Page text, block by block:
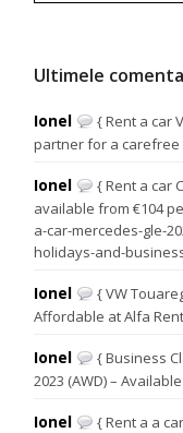
Ultimele
Ionel
{ Rent a car
partner for a carefree
Ionel
{ Rent a car
available from €104
a-car-mercedes-gle-
holidays-and-
Ionel
{ VW
Affordable at Alfa
Ionel
{ Business
2023 (AWD) –
Ionel
{ Rent a a